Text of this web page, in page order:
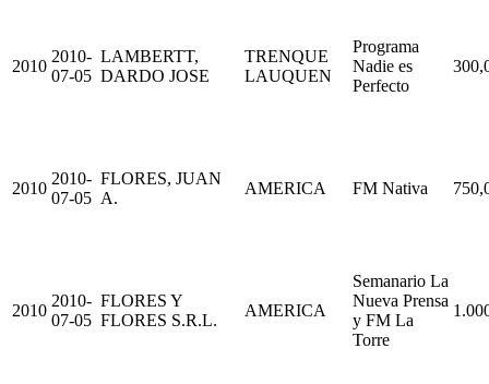
2010
2010-
07-05
LAMBERTT,
DARDO JOSE
TRENQUE
LAUQUEN
Programa
Nadie es
Perfecto
2010
2010-
07-05
FLORES, JUAN
A.
AMERICA FM Nativa
2010
2010-
07-05
FLORES Y
FLORES S.R.L.
AMERICA
Semanario La
Nueva Prensa
y FM La
Torre